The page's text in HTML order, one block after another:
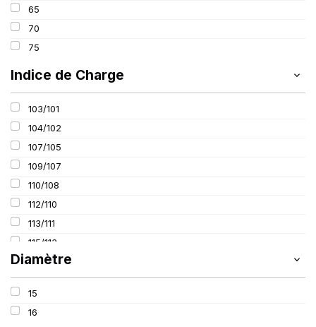
65
70
75
Indice de Charge
103/101
104/102
107/105
109/107
110/108
112/110
113/111
115/113
116/114
121/120
Diamètre
15
16